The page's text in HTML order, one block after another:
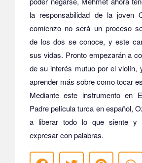
la responsabilidad de la joven
comienzo no será un proceso
de los dos se conoce, y este
sus vidas. Pronto empezarán a
de su interés mutuo por el violín,
aprender más sobre como tocar
Mediante este instrumento en
Padre película turca en español,
a liberar todo lo que siente y
expresar con palabras.